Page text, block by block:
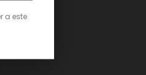
a este